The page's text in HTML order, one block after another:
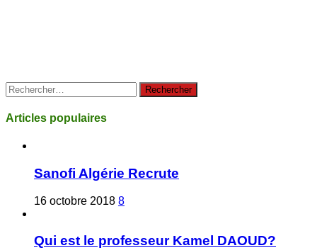
Rechercher :
Articles populaires
Sanofi Algérie Recrute
16 octobre 2018 8
Qui est le professeur Kamel DAOUD?